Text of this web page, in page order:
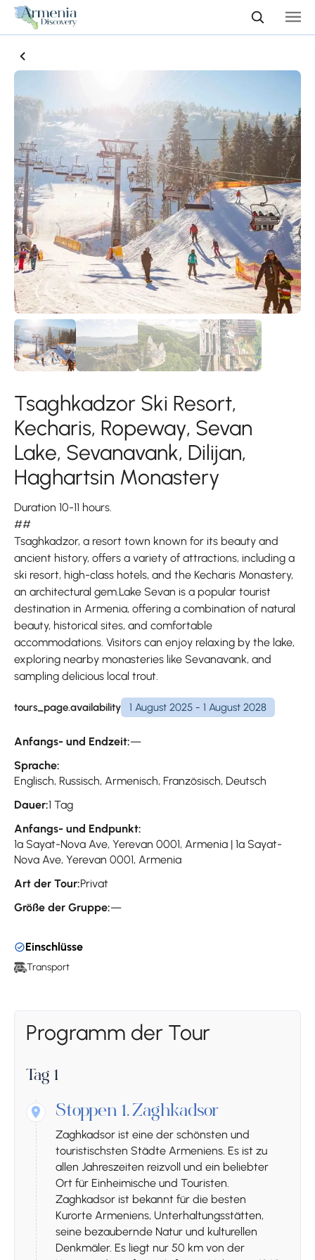
Tsaghkadzor Ski Resort,
Kecharis, Ropeway, Sevan
Lake, Sevanavank, Dilijan,
Haghartsin Monastery
Duration 10-11 hours.
##
Tsaghkadzor, a resort town known for its beauty and
ancient history, offers a variety of attractions, including a
ski resort, high-class hotels, and the Kecharis Monastery,
an architectural gem.Lake Sevan is a popular tourist
destination in Armenia, offering a combination of natural
beauty, historical sites, and comfortable
accommodations. Visitors can enjoy relaxing by the lake,
exploring nearby monasteries like Sevanavank, and
sampling delicious local trout.
tours_page.availability 1 August 2025 - 1 August 2028
Anfangs- und Endzeit:—
Sprache:
Englisch, Russisch, Armenisch, Französisch, Deutsch
Dauer:1 Tag
Anfangs- und Endpunkt:
1a Sayat-Nova Ave, Yerevan 0001, Armenia | 1a Sayat-
Nova Ave, Yerevan 0001, Armenia
Art der Tour:Privat
Größe der Gruppe:—
Einschlüsse
Transport
Programm der Tour
Tag 1
Stoppen 1.Zaghkadsor
Zaghkadsor ist eine der schönsten und
touristischsten Städte Armeniens. Es ist zu
allen Jahreszeiten reizvoll und ein beliebter
Ort für Einheimische und Touristen.
Zaghkadsor ist bekannt für die besten
Kurorte Armeniens, Unterhaltungsstätten,
seine bezaubernde Natur und kulturellen
Denkmäler. Es liegt nur 50 km von der